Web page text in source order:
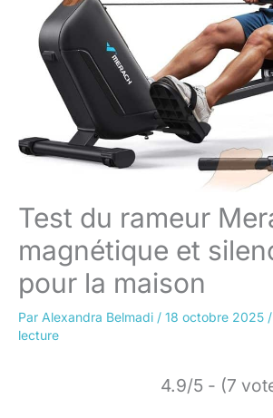
Test du rameur
magnétique et
pour la maison
Par Alexandra Belmadi / 18 octobre 2025 /
lecture
4.9/5 - (7